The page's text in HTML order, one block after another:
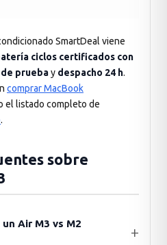
SmartDeal viene
ciclos certificados con
de pruebay despacho 24 h.
comprar MacBook
el listado completo de
.
sobre
Air M3 vs M2